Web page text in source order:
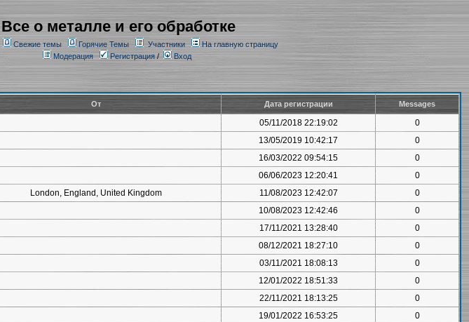
Все о металле и его обработке
Свежие темы Горячие Темы Участники
На главную страницу
Модерация
Регистрация/ Вход
От Дата регистрации Messages
05/11/2018 22:19:02
0
13/05/2019 10:42:17
0
16/03/2022 09:54:15
0
06/06/2023 12:20:41
0
London, England, United Kingdom 11/08/2023 12:42:07
0
10/08/2023 12:42:46
0
17/11/2021 13:28:40
0
08/12/2021 18:27:10
0
03/11/2021 18:08:13
0
12/01/2022 18:51:33
0
22/11/2021 18:13:25
0
19/01/2022 16:53:25
0